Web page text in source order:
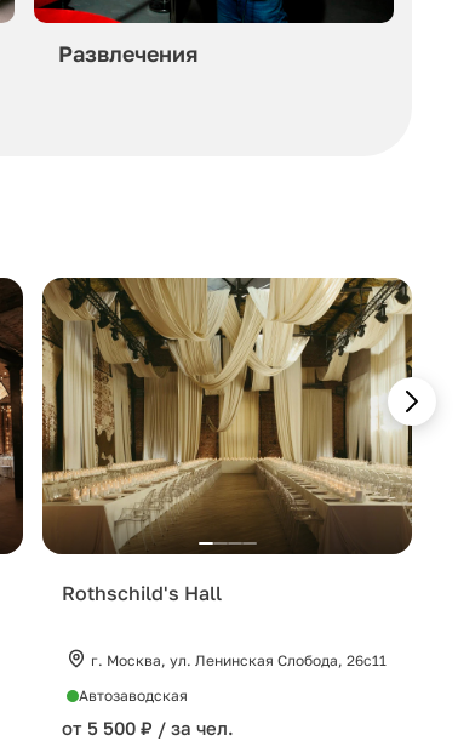
Развлечения
Rothschild's Hall
г. Москва, ул. Ленинская Слобода, 26c11
Автозаводская
от 5 500 ₽ / за чел.